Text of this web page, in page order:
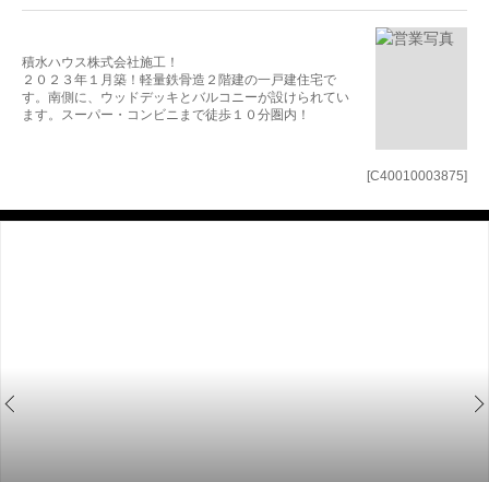
[C40010003875]
積水ハウス株式会社施工！
２０２３年１月築！軽量鉄骨造２階建の一戸建住宅で
す。南側に、ウッドデッキとバルコニーが設けられてい
ます。スーパー・コンビニまで徒歩１０分圏内！